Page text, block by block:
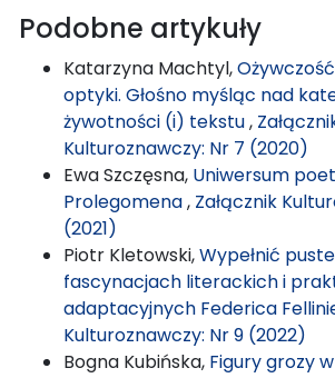
Podobne artykuły
Katarzyna Machtyl,
optyki. Głośno myśląc nad
żywotności (i) tekstu,
Kulturoznawczy: Nr 7 (2020)
Ewa Szczęsna, Uniwersum
Prolegomena, Załącznik
(2021)
Piotr Kletowski,Wypełnić
fascynacjach literackich i
adaptacyjnych Federica
Kulturoznawczy: Nr 9 (2022)
Bogna Kubińska, Figury grozy